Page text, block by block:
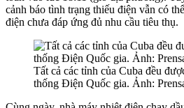
cảnh báo tình trạng thiếu điện vẫn có
điện chưa đáp ứng đủ nhu cầu tiêu thụ.
Tất cả các tỉnh của Cuba đều
thống Điện Quốc gia. Ảnh: